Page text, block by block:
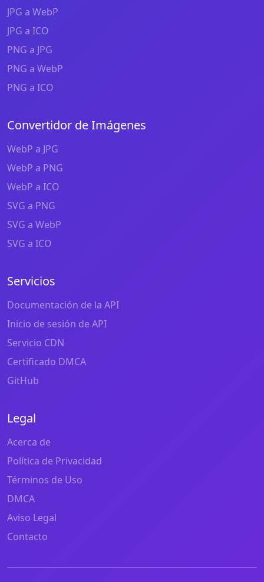
JPG a WebP
JPG a ICO
PNG a JPG
PNG a WebP
PNG a ICO
Convertidor de Imágenes
WebP a JPG
WebP a PNG
WebP a ICO
SVG a PNG
SVG a WebP
SVG a ICO
Servicios
Documentación de la API
Inicio de sesión de API
Servicio CDN
Certificado DMCA
GitHub
Legal
Acerca de
Política de Privacidad
Términos de Uso
DMCA
Aviso Legal
Contacto